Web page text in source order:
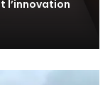
l’innovation